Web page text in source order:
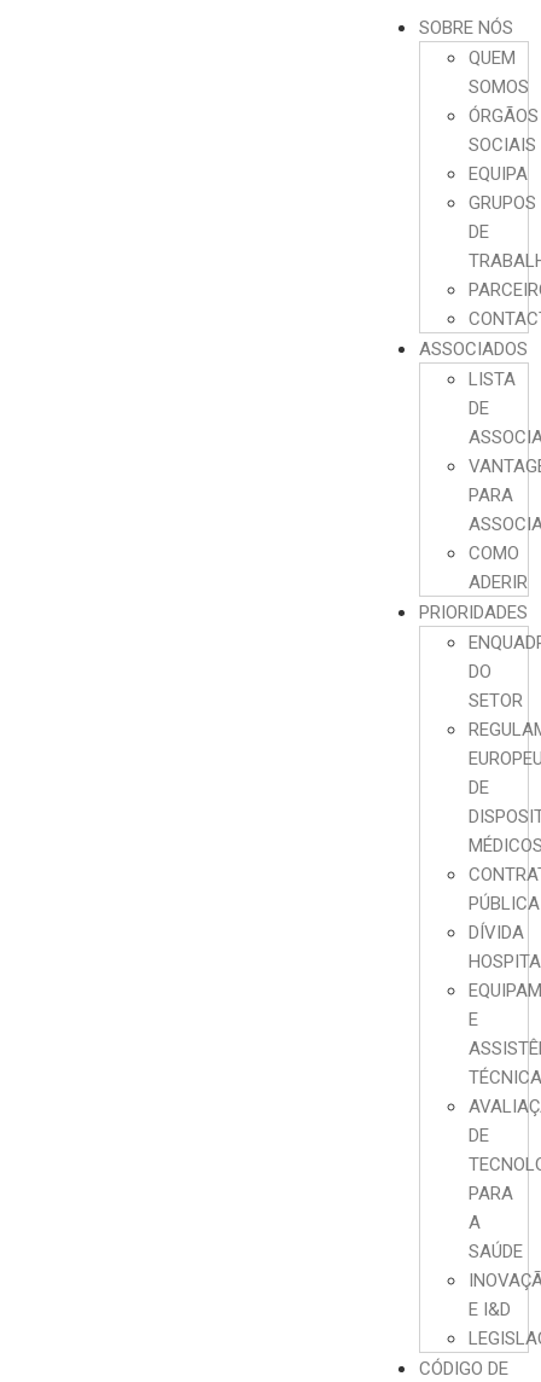
SOBRE NÓS
QUEM
SOMOS
ÓRGÃOS
SOCIAIS
EQUIPA
GRUPOS
DE
ASSOCIADOS
LISTA
DE
PARA
COMO
ADERIR
PRIORIDADES
DO
SETOR
DE
PÚBLICA
DÍVIDA
E
DE
PARA
A
SAÚDE
E I&D
CÓDIGO DE